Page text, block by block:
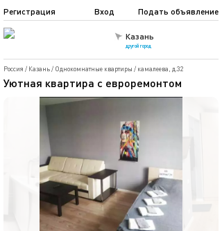
Казань
другой город
Подать объявление
Регистрация Вход
Россия / Казань/ Однокомнатные квартиры / камалеева, д.32
Уютная квартира с евроремонтом